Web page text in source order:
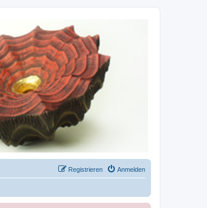
Anmelden
Registrieren